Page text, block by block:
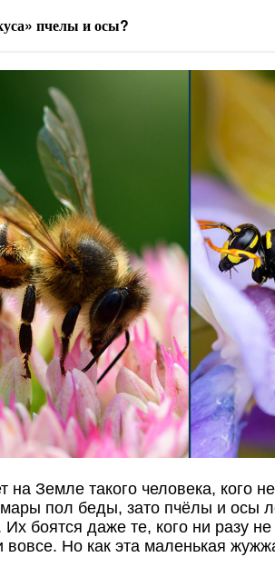
пчелы и осы?
на Земле такого человека, кого
пол беды, зато пчёлы и осы
Их боятся даже те, кого ни разу
Но как эта маленькая